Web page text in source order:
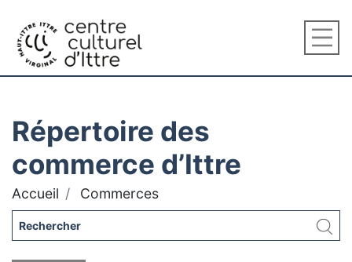
Répertoire des
commerce d’Ittre
Accueil Commerces